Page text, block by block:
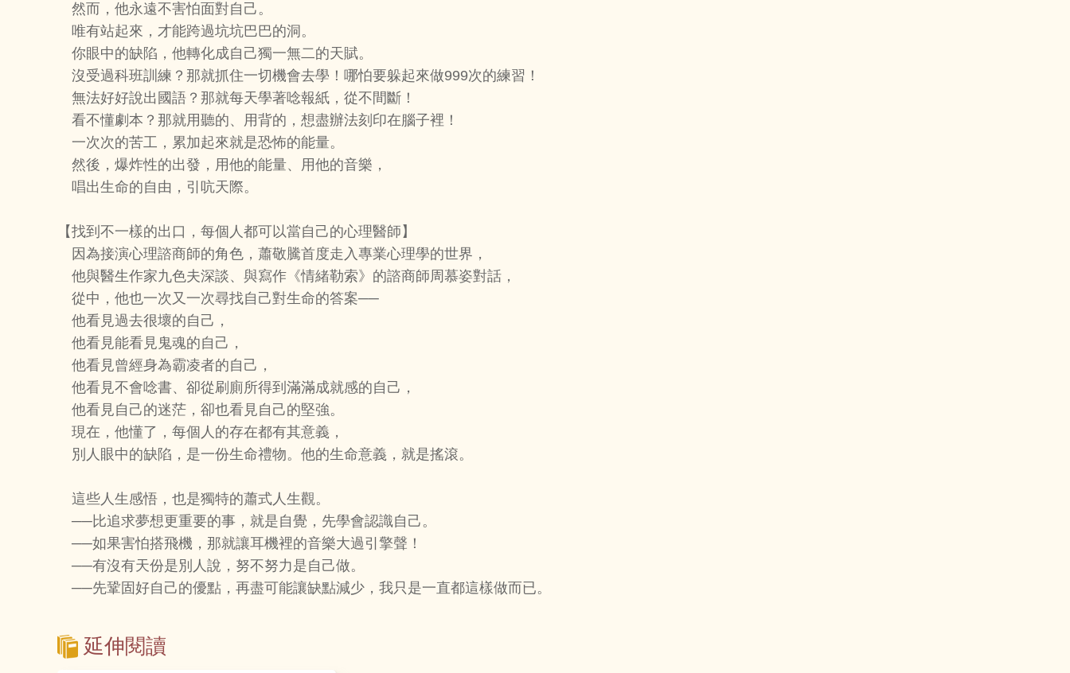
然而，他永遠不害怕面對自己。
唯有站起來，才能跨過坑坑巴巴的洞。
你眼中的缺陷，他轉化成自己獨一無二的天賦。
沒受過科班訓練？那就抓住一切機會去學！哪怕要躲起來做999次的練習！
無法好好說出國語？那就每天學著唸報紙，從不間斷！
看不懂劇本？那就用聽的、用背的，想盡辦法刻印在腦子裡！
一次次的苦工，累加起來就是恐怖的能量。
然後，爆炸性的出發，用他的能量、用他的音樂，
唱出生命的自由，引吭天際。
【找到不一樣的出口，每個人都可以當自己的心理醫師】
因為接演心理諮商師的角色，蕭敬騰首度走入專業心理學的世界，
他與醫生作家九色夫深談、與寫作《情緒勒索》的諮商師周慕姿對話，
從中，他也一次又一次尋找自己對生命的答案──
他看見過去很壞的自己，
他看見能看見鬼魂的自己，
他看見曾經身為霸凌者的自己，
他看見不會唸書、卻從刷廁所得到滿滿成就感的自己，
他看見自己的迷茫，卻也看見自己的堅強。
現在，他懂了，每個人的存在都有其意義，
別人眼中的缺陷，是一份生命禮物。他的生命意義，就是搖滾。
這些人生感悟，也是獨特的蕭式人生觀。
──比追求夢想更重要的事，就是自覺，先學會認識自己。
──如果害怕搭飛機，那就讓耳機裡的音樂大過引擎聲！
──有沒有天份是別人說，努不努力是自己做。
──先鞏固好自己的優點，再盡可能讓缺點減少，我只是一直都這樣做而已。
延伸閱讀